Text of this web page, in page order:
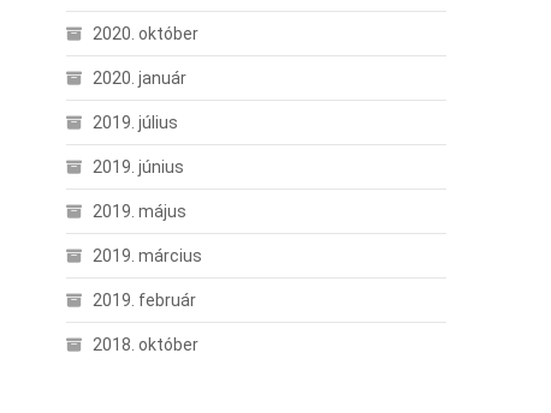
2020. október
2020. január
2019. július
2019. június
2019. május
2019. március
2019. február
2018. október